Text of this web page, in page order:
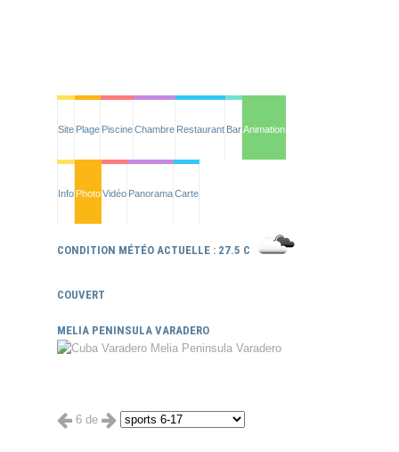
Site Plage PiscineChambre Restaurant BarAnimation
Info PhotoVidéo PanoramaCarte
CONDITION MÉTÉO ACTUELLE : 27.5 C
COUVERT
MELIA PENINSULA VARADERO
6 de